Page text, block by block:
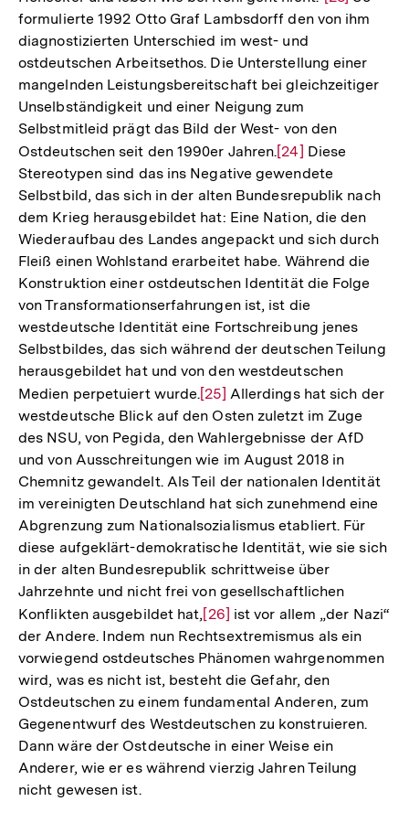
Auflösung
Fußnote
formulierte 1992 Otto Graf Lambsdorff den von ihm
diagnostizierten Unterschied im west- und
ostdeutschen Arbeitsethos. Die Unterstellung einer
mangelnden Leistungsbereitschaft bei gleichzeitiger
Unselbständigkeit und einer Neigung zum
Selbstmitleid prägt das Bild der West- von den
Ostdeutschen seit den 1990er Jahren.Zur
Auflösung
der
Fußnote
[24] Diese
Stereotypen sind das ins Negative gewendete
Selbstbild, das sich in der alten Bundesrepublik nach
dem Krieg herausgebildet hat: Eine Nation, die den
Wiederaufbau des Landes angepackt und sich durch
Fleiß einen Wohlstand erarbeitet habe. Während die
Konstruktion einer ostdeutschen Identität die Folge
von Transformationserfahrungen ist, ist die
westdeutsche Identität eine Fortschreibung jenes
Selbstbildes, das sich während der deutschen Teilung
herausgebildet hat und von den westdeutschen
Medien perpetuiert wurde.Zur
Auflösung
der
Fußnote
[25] Allerdings hat sich der
westdeutsche Blick auf den Osten zuletzt im Zuge
des NSU, von Pegida, den Wahlergebnisse der AfD
und von Ausschreitungen wie im August 2018 in
Chemnitz gewandelt. Als Teil der nationalen Identität
im vereinigten Deutschland hat sich zunehmend eine
Abgrenzung zum Nationalsozialismus etabliert. Für
diese aufgeklärt-demokratische Identität, wie sie sich
in der alten Bundesrepublik schrittweise über
Jahrzehnte und nicht frei von gesellschaftlichen
Konflikten ausgebildet hat,Zur
Auflösung
der
Fußnote
[26] ist vor allem „der Nazi“
der Andere. Indem nun Rechtsextremismus als ein
vorwiegend ostdeutsches Phänomen wahrgenommen
wird, was es nicht ist, besteht die Gefahr, den
Ostdeutschen zu einem fundamental Anderen, zum
Gegenentwurf des Westdeutschen zu konstruieren.
Dann wäre der Ostdeutsche in einer Weise ein
Anderer, wie er es während vierzig Jahren Teilung
nicht gewesen ist.